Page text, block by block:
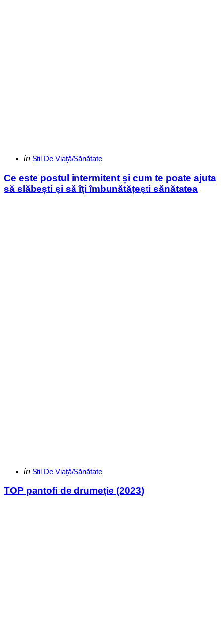
Categories
Posted
in Stil De Viaţă/Sănătate
Ce este postul intermitent și cum te poate ajuta
să slăbești și să îți îmbunătățești sănătatea
Categories
Posted
in Stil De Viaţă/Sănătate
TOP pantofi de drumeție (2023)